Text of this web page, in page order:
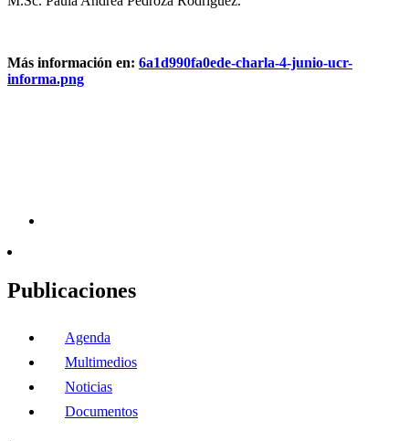
Más información en: 6a1d990fa0ede-charla-4-junio-ucr-
informa.png
Publicaciones
Agenda
Multimedios
Noticias
Documentos